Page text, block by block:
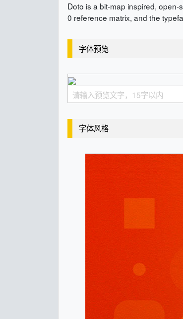
Doto is a bit-map inspired,
0 reference matrix, and the
字体预览
字体风格